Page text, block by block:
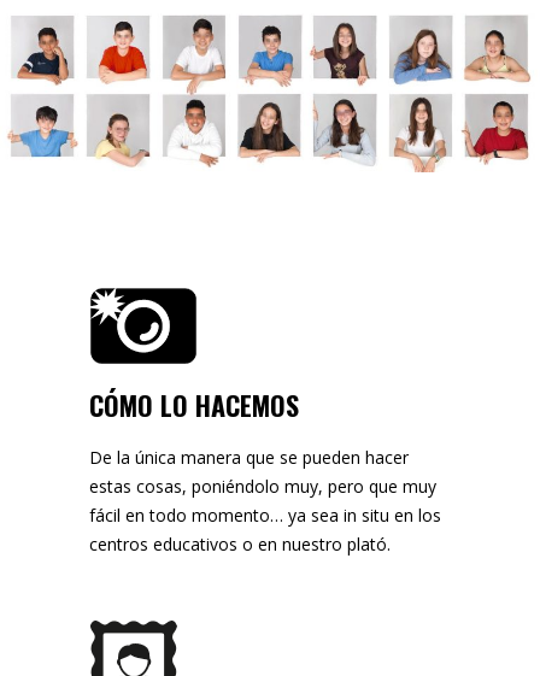
CÓMO LO HACEMOS
De la única manera que se pueden hacer
estas cosas, poniéndolo muy, pero que muy
fácil en todo momento… ya sea in situ en los
centros educativos o en nuestro plató.